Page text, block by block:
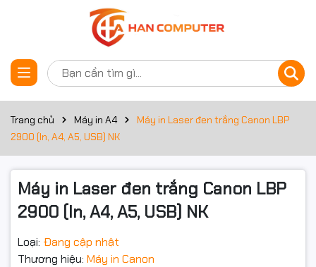
Trang chủ Máy in A4
Máy in Laser đen trắng Canon LBP
2900 (In, A4, A5, USB) NK
Máy in Laser đen trắng Canon LBP
2900 (In, A4, A5, USB) NK
Loại: Đang cập nhật
Thương hiệu: Máy in Canon
Thông số kỹ thuật
Tốc độ in 12trang/phút (A4)
Độ phân giải
Công nghệ cải tiến độ mịn:
Độ phân giải thực 600 x 600 dpi
(2400 x 600 dpi tương đương với công
nghệ lọc hình ảnh tự động AIR)
Khổ giấy A4, A5, B5
Bộ nhớ 2Mb
Trọng Lượng
Đặt trước sản phẩm